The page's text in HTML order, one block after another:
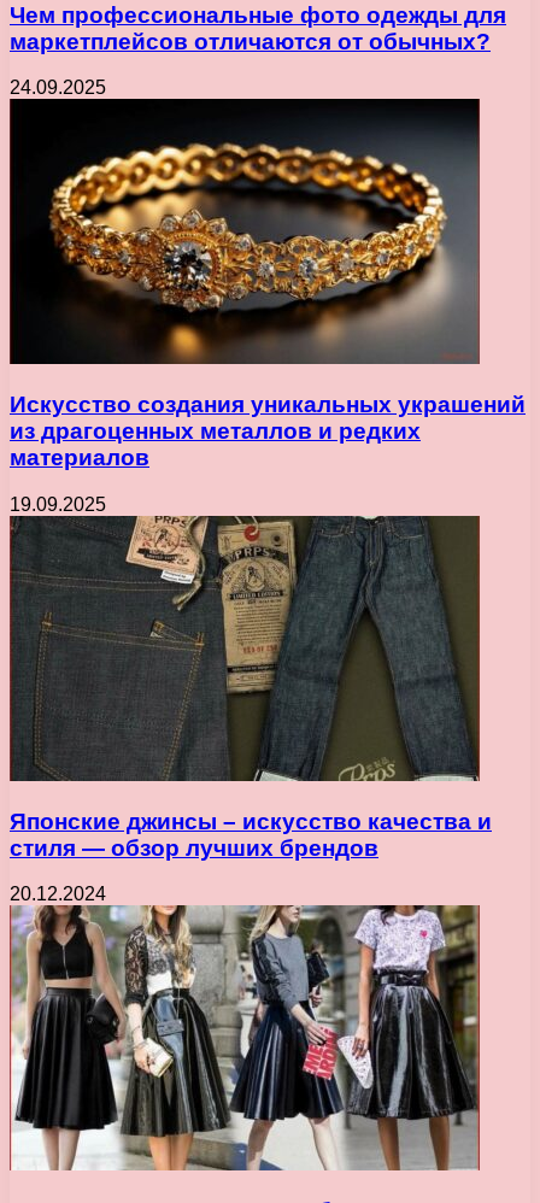
Чем профессиональные фото одежды для
маркетплейсов отличаются от обычных?
24.09.2025
Искусство создания уникальных украшений
из драгоценных металлов и редких
материалов
19.09.2025
Японские джинсы – искусство качества и
стиля — обзор лучших брендов
20.12.2024